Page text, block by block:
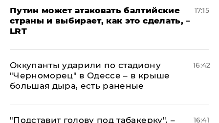
Путин может атаковать балтийские
страны и выбирает, как это сделать, –
LRT
17:15
Оккупанты ударили по стадиону
"Черноморец" в Одессе – в крыше
большая дыра, есть раненые
16:42
​"Подставит голову под табакерку", –
16:41